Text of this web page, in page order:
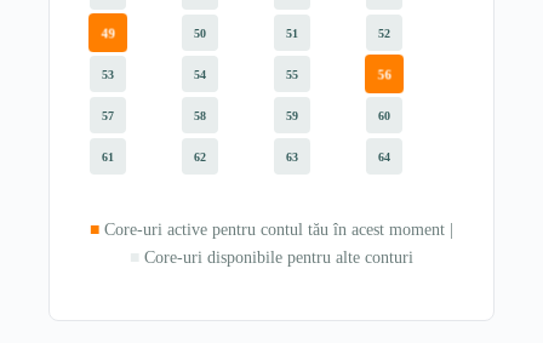
49 50 51 52
53 54 55 56
57 58 59 60
61 62 63 64
■ Core-uri active pentru contul tău în acest moment |
Core-uri disponibile pentru alte conturi